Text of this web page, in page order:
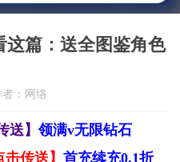
这篇：送全图鉴角色
者：网络
送】 领满v无限钻石
击传送】首充续充0.1折